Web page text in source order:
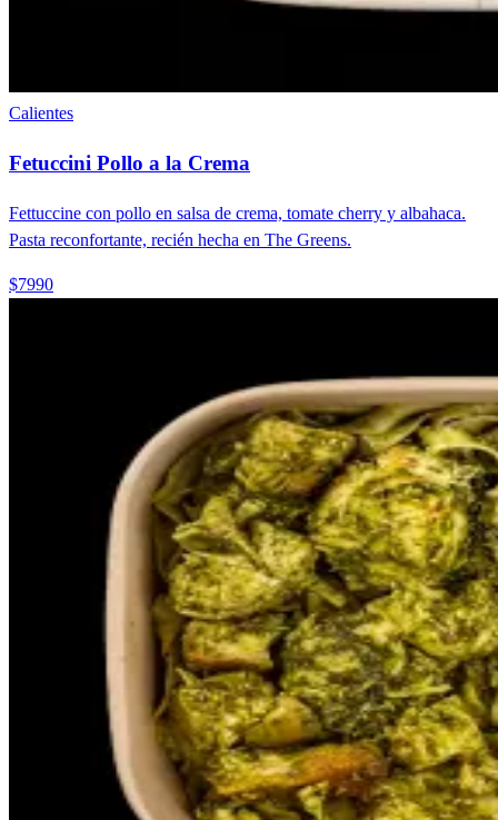
Calientes
Fetuccini Pollo a la Crema
Fettuccine con pollo en salsa de crema, tomate cherry y albahaca.
Pasta reconfortante, recién hecha en The Greens.
$7990